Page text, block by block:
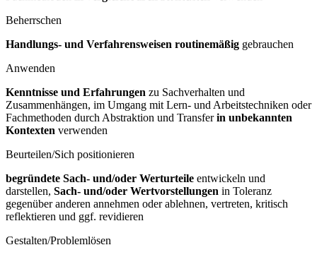
Beherrschen
Handlungs- und Verfahrensweisen routinemäßig gebrauchen
Anwenden
Kenntnisse und Erfahrungen zu Sachverhalten und
Zusammenhängen, im Umgang mit Lern- und Arbeitstechniken oder
Fachmethoden durch Abstraktion und Transferin unbekannten
Kontexten verwenden
Beurteilen/Sich positionieren
begründete Sach- und/oder Werturteile entwickeln und
darstellen, Sach- und/oder Wertvorstellungen in Toleranz
gegenüber anderen annehmen oder ablehnen, vertreten, kritisch
reflektieren und ggf. revidieren
Gestalten/Problemlösen